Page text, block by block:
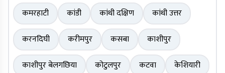
कमरहाटी
कांडी कांथी दक्षिण
कांथी उत्तर
करनदिघी
करीमपुर कसबा
काशीपुर
काशीपुर बेलगछिया
कोटुलपुर कटवा
केशियारी